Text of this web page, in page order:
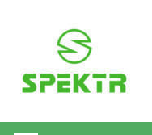
содержимому